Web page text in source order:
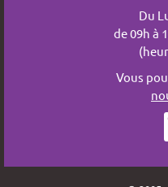
Du
de 09h à
Vous